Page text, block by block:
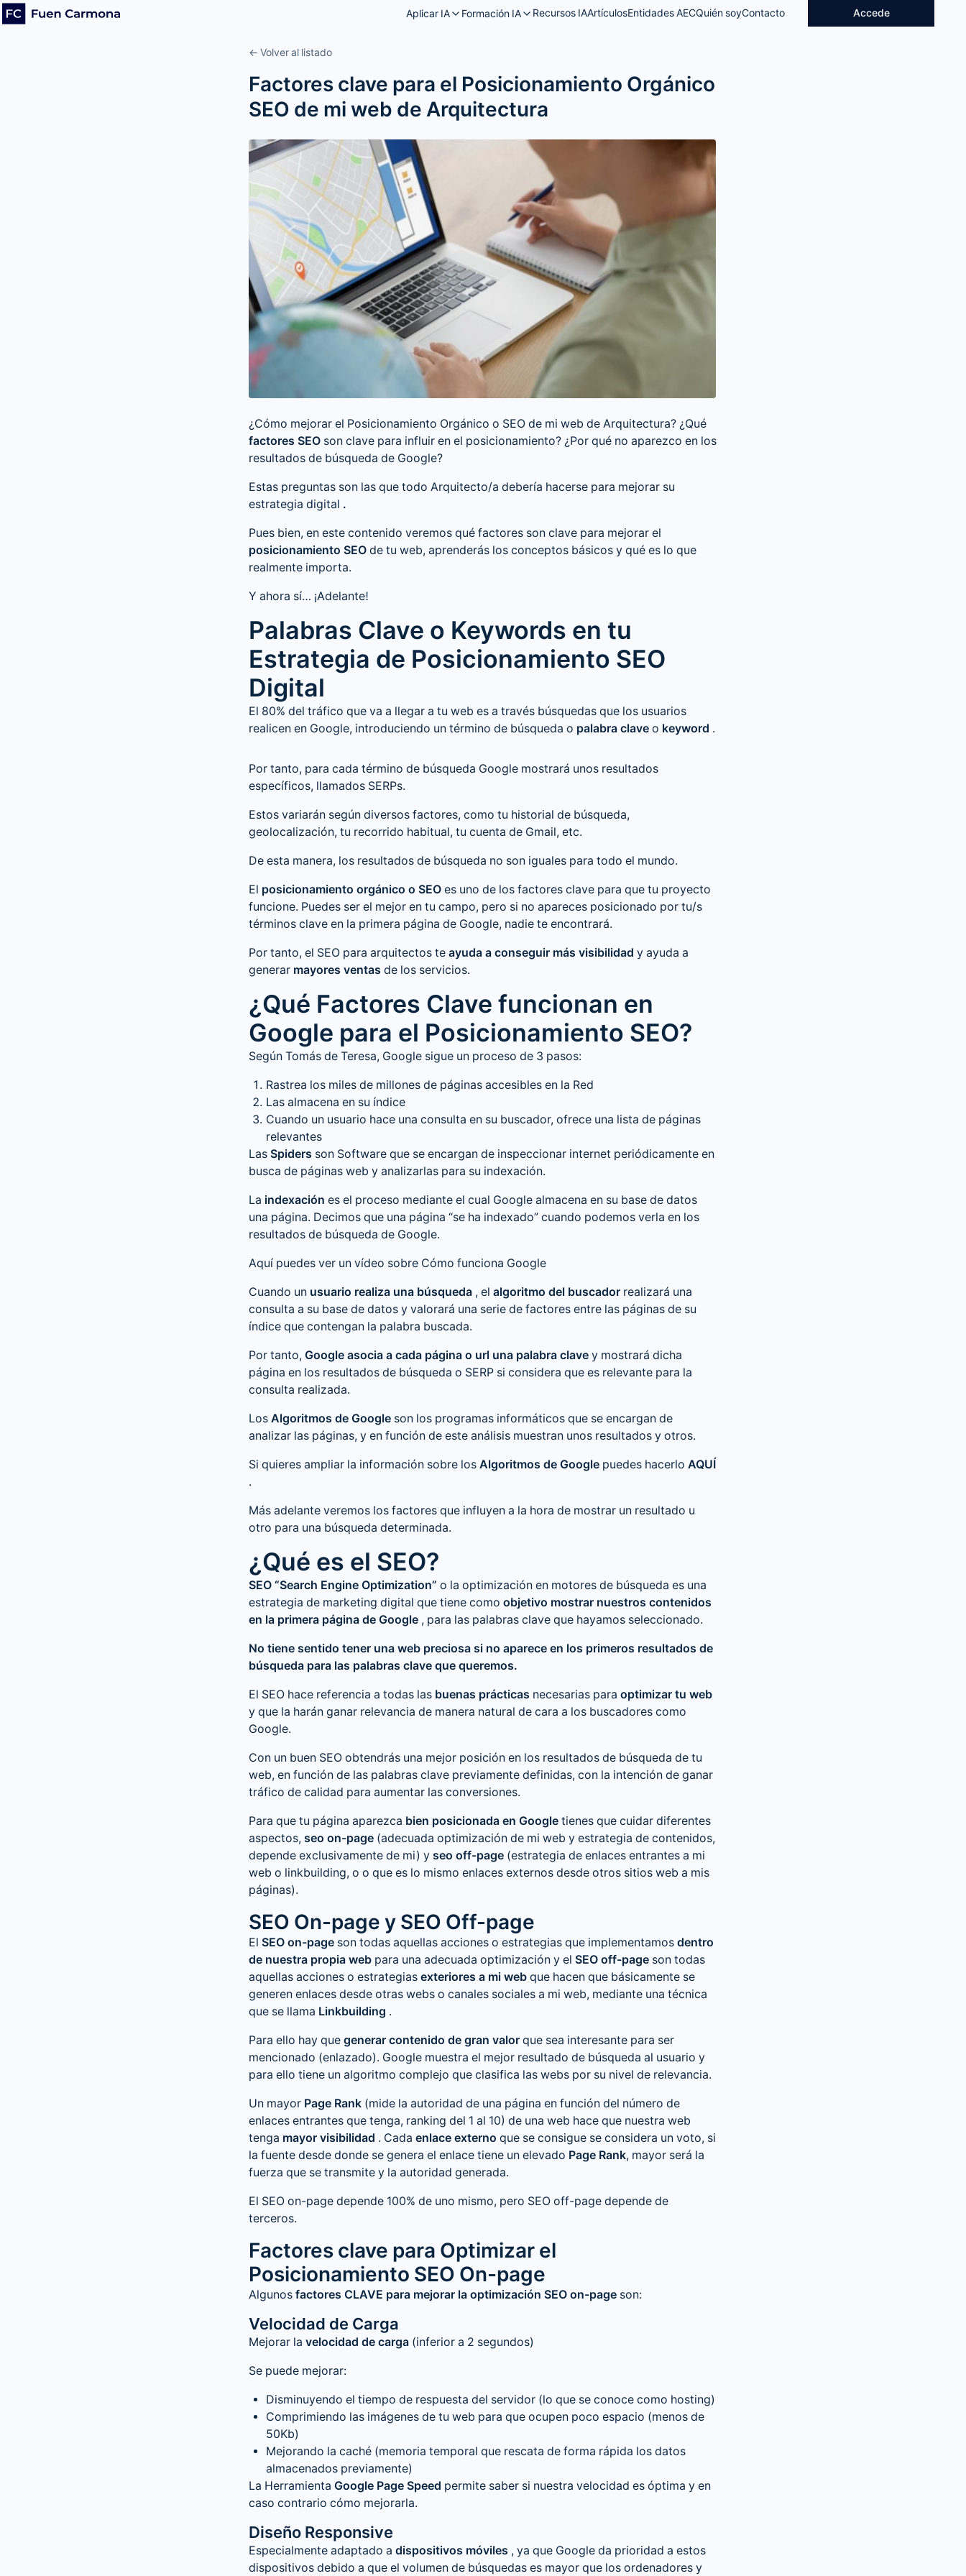
Aplicar IA Formación IA Recursos IAArtículosEntidades AECQuién soyContacto Accede
← Volver al listado
Factores clave para el Posicionamiento Orgánico
SEO de mi web de Arquitectura
¿Cómo mejorar el Posicionamiento Orgánico o SEO de mi web de Arquitectura? ¿Qué
factores SEO son clave para influir en el posicionamiento? ¿Por qué no aparezco en los
resultados de búsqueda de Google?
Estas preguntas son las que todo Arquitecto/a debería hacerse para mejorar su
estrategia digital .
Pues bien, en este contenido veremos qué factores son clave para mejorar el
posicionamiento SEO de tu web, aprenderás los conceptos básicos y qué es lo que
realmente importa.
Y ahora sí… ¡Adelante!
Palabras Clave o Keywords en tu
Estrategia de Posicionamiento SEO
Digital
El 80% del tráfico que va a llegar a tu web es a través búsquedas que los usuarios
realicen en Google, introduciendo un término de búsqueda o palabra clave o keyword .
Por tanto, para cada término de búsqueda Google mostrará unos resultados
específicos, llamados SERPs.
Estos variarán según diversos factores, como tu historial de búsqueda,
geolocalización, tu recorrido habitual, tu cuenta de Gmail, etc.
De esta manera, los resultados de búsqueda no son iguales para todo el mundo.
El posicionamiento orgánico o SEO es uno de los factores clave para que tu proyecto
funcione. Puedes ser el mejor en tu campo, pero si no apareces posicionado por tu/s
términos clave en la primera página de Google, nadie te encontrará.
Por tanto, el SEO para arquitectos te ayuda a conseguir más visibilidad y ayuda a
generar mayores ventas de los servicios.
¿Qué Factores Clave funcionan en
Google para el Posicionamiento SEO?
Según Tomás de Teresa, Google sigue un proceso de 3 pasos:
Rastrea los miles de millones de páginas accesibles en la Red
Las almacena en su índice
Cuando un usuario hace una consulta en su buscador, ofrece una lista de páginas
relevantes
Las Spiders son Software que se encargan de inspeccionar internet periódicamente en
busca de páginas web y analizarlas para su indexación.
La indexación es el proceso mediante el cual Google almacena en su base de datos
una página. Decimos que una página “se ha indexado” cuando podemos verla en los
resultados de búsqueda de Google.
Aquí puedes ver un vídeo sobre Cómo funciona Google
Cuando un usuario realiza una búsqueda , el algoritmo del buscador realizará una
consulta a su base de datos y valorará una serie de factores entre las páginas de su
índice que contengan la palabra buscada.
Por tanto, Google asocia a cada página o url una palabra clave y mostrará dicha
página en los resultados de búsqueda o SERP si considera que es relevante para la
consulta realizada.
Los Algoritmos de Google son los programas informáticos que se encargan de
analizar las páginas, y en función de este análisis muestran unos resultados y otros.
Si quieres ampliar la información sobre los Algoritmos de Google puedes hacerlo AQUÍ
.
Más adelante veremos los factores que influyen a la hora de mostrar un resultado u
otro para una búsqueda determinada.
¿Qué es el SEO?
SEO “Search Engine Optimization” o la optimización en motores de búsqueda es una
estrategia de marketing digital que tiene como objetivo mostrar nuestros contenidos
en la primera página de Google , para las palabras clave que hayamos seleccionado.
No tiene sentido tener una web preciosa si no aparece en los primeros resultados de
búsqueda para las palabras clave que queremos.
El SEO hace referencia a todas las buenas prácticas necesarias para optimizar tu web
y que la harán ganar relevancia de manera natural de cara a los buscadores como
Google.
Con un buen SEO obtendrás una mejor posición en los resultados de búsqueda de tu
web, en función de las palabras clave previamente definidas, con la intención de ganar
tráfico de calidad para aumentar las conversiones.
Para que tu página aparezca bien posicionada en Google tienes que cuidar diferentes
aspectos, seo on-page (adecuada optimización de mi web y estrategia de contenidos,
depende exclusivamente de mi) y seo off-page (estrategia de enlaces entrantes a mi
web o linkbuilding, o o que es lo mismo enlaces externos desde otros sitios web a mis
páginas).
SEO On-page y SEO Off-page
El SEO on-page son todas aquellas acciones o estrategias que implementamos dentro
de nuestra propia web para una adecuada optimización y el SEO off-page son todas
aquellas acciones o estrategias exteriores a mi web que hacen que básicamente se
generen enlaces desde otras webs o canales sociales a mi web, mediante una técnica
que se llama Linkbuilding .
Para ello hay que generar contenido de gran valor que sea interesante para ser
mencionado (enlazado). Google muestra el mejor resultado de búsqueda al usuario y
para ello tiene un algoritmo complejo que clasifica las webs por su nivel de relevancia.
Un mayor Page Rank (mide la autoridad de una página en función del número de
enlaces entrantes que tenga, ranking del 1 al 10) de una web hace que nuestra web
tenga mayor visibilidad . Cada enlace externo que se consigue se considera un voto, si
la fuente desde donde se genera el enlace tiene un elevado Page Rank, mayor será la
fuerza que se transmite y la autoridad generada.
El SEO on-page depende 100% de uno mismo, pero SEO off-page depende de
terceros.
Factores clave para Optimizar el
Posicionamiento SEO On-page
Algunos factores CLAVE para mejorar la optimización SEO on-page son:
Velocidad de Carga
Mejorar la velocidad de carga (inferior a 2 segundos)
Se puede mejorar:
Disminuyendo el tiempo de respuesta del servidor (lo que se conoce como hosting)
Comprimiendo las imágenes de tu web para que ocupen poco espacio (menos de
50Kb)
Mejorando la caché (memoria temporal que rescata de forma rápida los datos
almacenados previamente)
La Herramienta Google Page Speed permite saber si nuestra velocidad es óptima y en
caso contrario cómo mejorarla.
Diseño Responsive
Especialmente adaptado a dispositivos móviles , ya que Google da prioridad a estos
dispositivos debido a que el volumen de búsquedas es mayor que los ordenadores y